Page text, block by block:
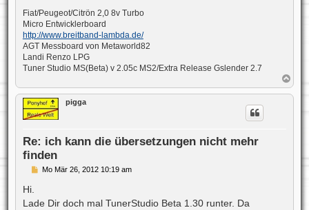
Fiat/Peugeot/Citrön 2,0 8v Turbo
Micro Entwicklerboard
http://www.breitband-lambda.de/
AGT Messboard von Metaworld82
Landi Renzo LPG
Tuner Studio MS(Beta) v 2.05c MS2/Extra Release Gslender 2.7
a
c
pigga
Re: ich kann die übersetzungen nicht mehr
finden
B
r
Mo Mär 26, 2012 10:19 am
Hi.
Lade Dir doch mal TunerStudio Beta 1.30 runter. Da